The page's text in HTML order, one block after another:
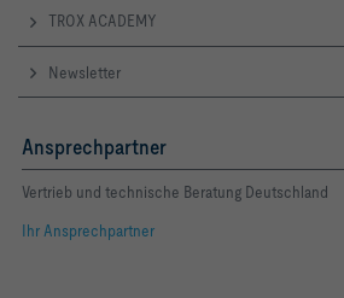
TROX ACADEMY
Newsletter
Ansprechpartner
Vertrieb und technische Beratung Deutschland
Ihr Ansprechpartner